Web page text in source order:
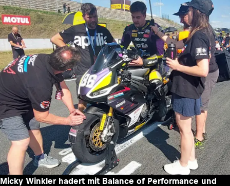
Micky Winkler hadert mit Balance of Performance und